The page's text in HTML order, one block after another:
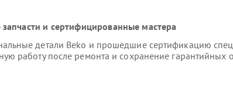
и сертифицированные мастера
детали Beko и прошедшие сертификацию
работу после ремонта и сохранение гарантийных